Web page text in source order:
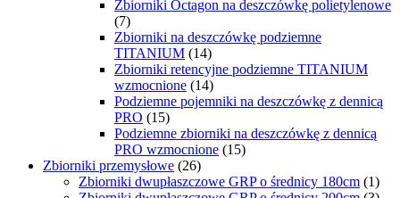
Zbiorniki Octagon na deszczówkę polietylenowe
(7)
Zbiorniki na deszczówkę podziemne
TITANIUM (14)
Zbiorniki retencyjne podziemne TITANIUM
wzmocnione (14)
Podziemne pojemniki na deszczówkę z dennicą
PRO (15)
Podziemne zbiorniki na deszczówkę z dennicą
PRO wzmocnione (15)
Zbiorniki przemysłowe (26)
Zbiorniki dwupłaszczowe GRP o średnicy 180cm (1)